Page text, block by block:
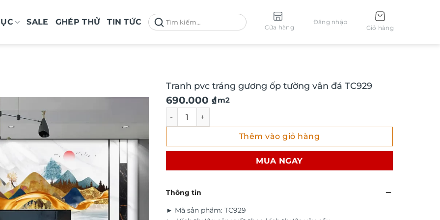
SALE GHÉP THỬ TIN TỨC
Tìm
kiếm:
Cửa hàng
Đăng nhập
Giỏ hàng
Tranh pvc tráng gương ốp tường vân đá TC929
690.000 ₫
/ m2
Tranh pvc tráng gương ốp tường vân đá TC929 số lượng
Thêm vào giỏ hàng
MUA NGAY
Thông tin
► Mã sản phẩm: TC929